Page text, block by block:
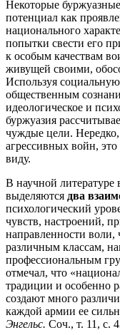
Некоторые
потенциал как
национального
попытки свести его
к особым качествам
живущей своими,
Используя
общественным
идеологическое и
буржуазия
чуждые цели.
агрессивных войн, это
виду.
В научной литературе
выделяются два
психологический
чувств, настроений,
направленности воли,
различным классам,
профессиональным
отмечал, что
традиции и особенно
создают много
каждой армии ее
Энгельс. Соч., т. 11, с.